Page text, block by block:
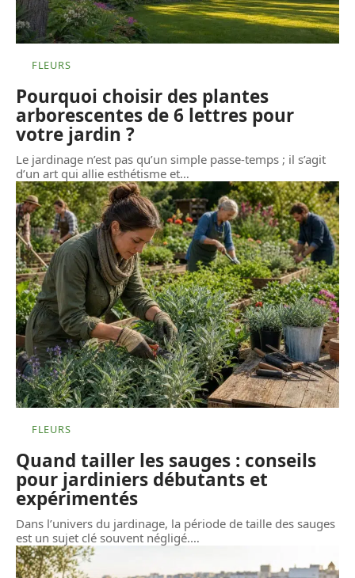
FLEURS
Pourquoi choisir des plantes
arborescentes de 6 lettres pour
votre jardin ?
Le jardinage n’est pas qu’un simple passe-temps ; il s’agit
d’un art qui allie esthétisme et…
FLEURS
Quand tailler les sauges : conseils
pour jardiniers débutants et
expérimentés
Dans l’univers du jardinage, la période de taille des sauges
est un sujet clé souvent négligé.…